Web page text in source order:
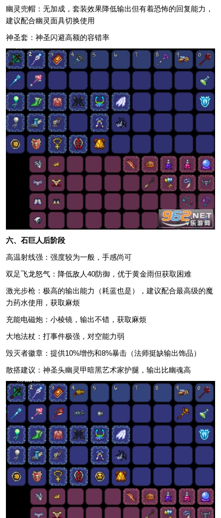
幽灵兜帽：无加成，套装效果降低输出但有着恐怖的回复能力，
建议配合幽灵面具切换使用
神圣套：神圣闪避高额的容错率
六、石巨人后阶段
高温射线强：强度较为一般，手感尚可
双足飞龙怒气：降低敌人40防御，优于黄金雨但获取困难
激光步枪：极高的输出能力（耗蓝也是），建议配合最高级的魔
力药水使用，获取麻烦
充能电磁炮：小棱镜，输出不错，获取麻烦
大地法杖：打事件极强，对空能力弱
毁灭者徽章：提供10%增伤和8%暴击（法师挺缺输出饰品）
散搭建议：神圣头幽灵甲暗黑艺术家护腿，输出比幽魂高